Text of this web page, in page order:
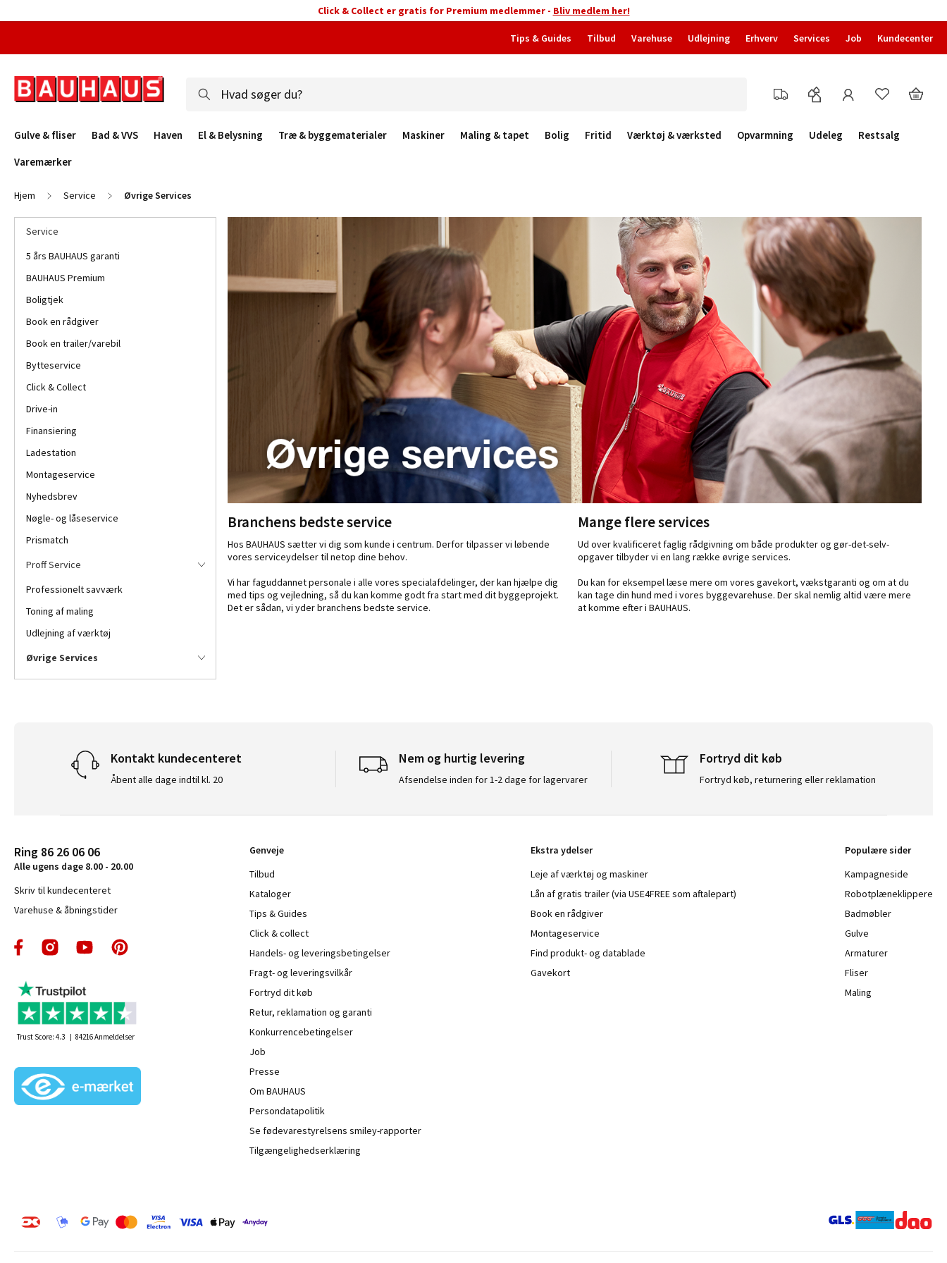
Click & Collect er gratis for Premium medlemmer - Bliv medlem her!
Tips & Guides Tilbud Varehuse Udlejning Erhverv Services Job Kundecenter
Gulve & fliser Bad & VVS Haven El & Belysning Træ & byggematerialer Maskiner Maling & tapet Bolig Fritid Værktøj & værksted Opvarmning Udeleg
Restsalg
Varemærker
Hjem Service Øvrige Services
Branchens bedste service
Hos BAUHAUS sætter vi dig som kunde i centrum. Derfor tilpasser vi løbende
vores serviceydelser til netop dine behov.
Vi har faguddannet personale i alle vores specialafdelinger, der kan hjælpe dig
med tips og vejledning, så du kan komme godt fra start med dit byggeprojekt.
Det er sådan, vi yder branchens bedste service.
Mange flere services
Ud over kvalificeret faglig rådgivning om både produkter og gør-det-selv-
opgaver tilbyder vi en lang række øvrige services.
Du kan for eksempel læse mere om vores gavekort, vækstgaranti og om at du
kan tage din hund med i vores byggevarehuse. Der skal nemlig altid være mere
at komme efter i BAUHAUS.
Service
5 års BAUHAUS garanti
BAUHAUS Premium
Boligtjek
Book en rådgiver
Book en trailer/varebil
Bytteservice
Click & Collect
Drive-in
Finansiering
Ladestation
Montageservice
Nyhedsbrev
Nøgle- og låseservice
Prismatch
Proff Service
Professionelt savværk
Toning af maling
Udlejning af værktøj
Øvrige Services
Kontakt kundecenteret
Åbent alle dage indtil kl. 20
Nem og hurtig levering
Afsendelse inden for 1-2 dage for lagervarer
Fortryd dit køb
Fortryd køb, returnering eller reklamation
Ring 86 26 06 06
Alle ugens dage 8.00 - 20.00
Skriv til kundecenteret
Varehuse & åbningstider
Trust Score: 4.3 84216Anmeldelser
Genveje
Tilbud
Kataloger
Tips & Guides
Click & collect
Handels- og leveringsbetingelser
Fragt- og leveringsvilkår
Fortryd dit køb
Retur, reklamation og garanti
Konkurrencebetingelser
Job
Presse
Om BAUHAUS
Persondatapolitik
Se fødevarestyrelsens smiley-rapporter
Tilgængelighedserklæring
Ekstra ydelser
Leje af værktøj og maskiner
Lån af gratis trailer (via USE4FREE som aftalepart)
Book en rådgiver
Montageservice
Find produkt- og datablade
Gavekort
Populære sider
Kampagneside
Robotplæneklippere
Badmøbler
Gulve
Armaturer
Fliser
Maling